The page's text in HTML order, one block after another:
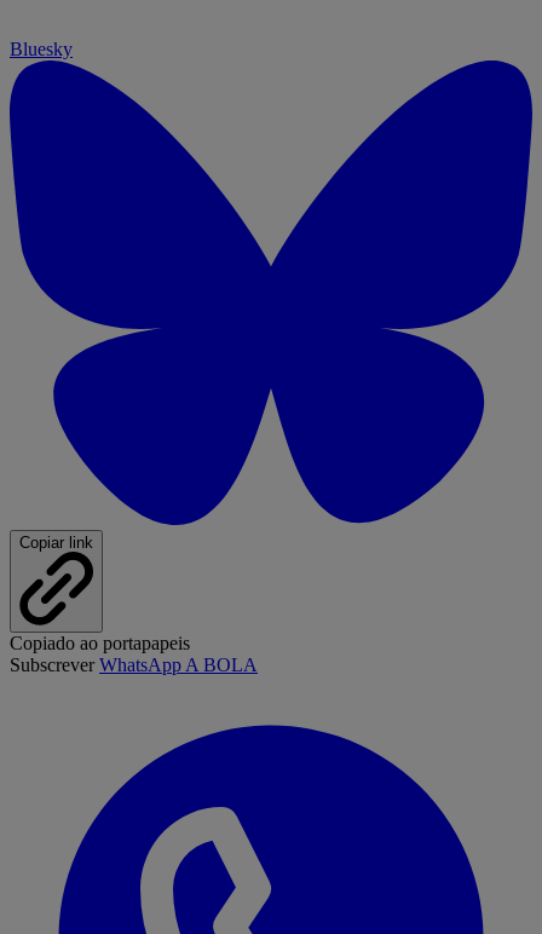
Bluesky
Copiar link
Copiado ao portapapeis
SubscreverWhatsApp A BOLA